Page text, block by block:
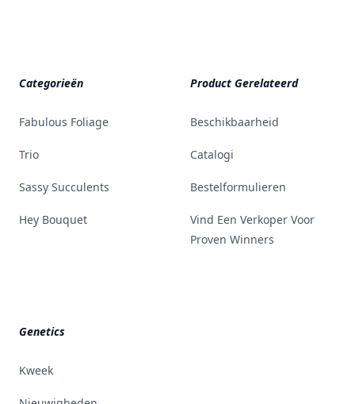
Categorieën
Fabulous Foliage
Trio
Sassy Succulents
Hey Bouquet
Product Gerelateerd
Beschikbaarheid
Catalogi
Bestelformulieren
Vind Een Verkoper Voor
Proven Winners
Genetics
Kweek